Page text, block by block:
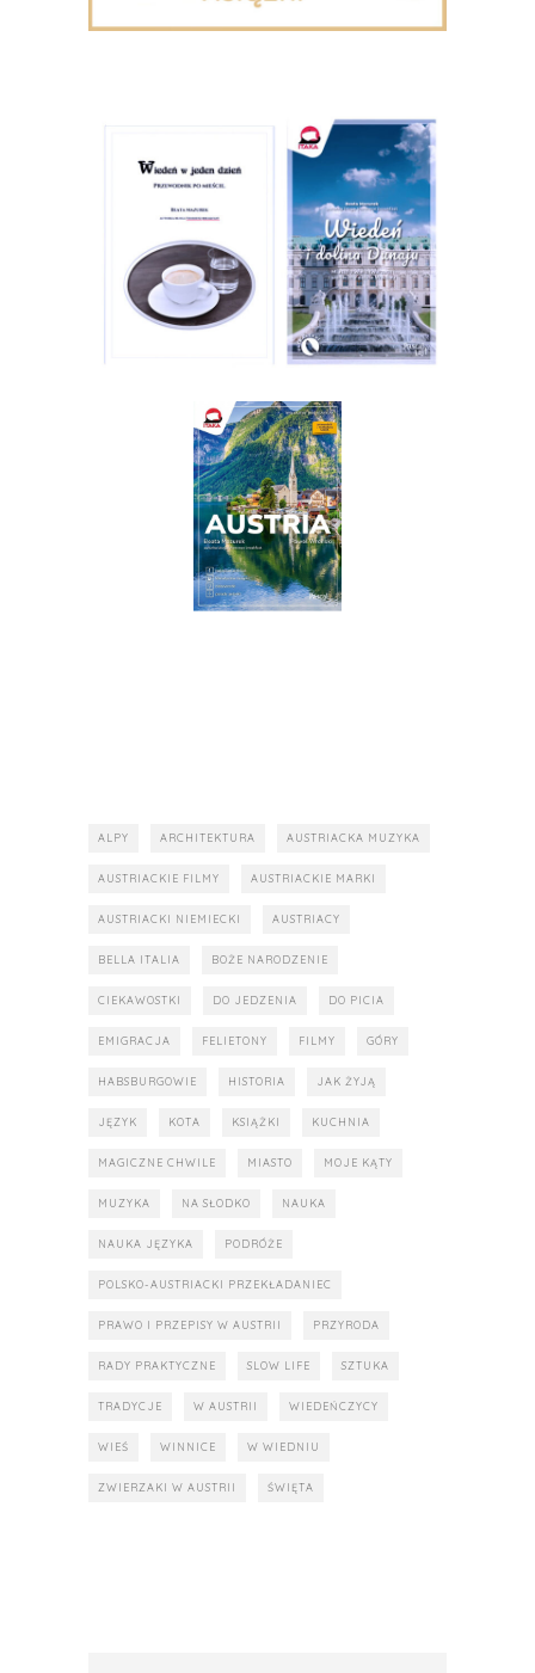
ALPY ARCHITEKTURA AUSTRIACKA MUZYKA
AUSTRIACKIE FILMY AUSTRIACKIE MARKI
AUSTRIACKI NIEMIECKI AUSTRIACY
BELLA ITALIA BOŻE NARODZENIE
CIEKAWOSTKI DO JEDZENIA DO PICIA
EMIGRACJA FELIETONY FILMY GÓRY
HABSBURGOWIE HISTORIA JAK ŻYJĄ
JĘZYK KOTA KSIĄŻKI KUCHNIA
MAGICZNE CHWILE MIASTO MOJE KĄTY
MUZYKA NA SŁODKO NAUKA
NAUKA JĘZYKA PODRÓŻE
POLSKO-AUSTRIACKI PRZEKŁADANIEC
PRAWO I PRZEPISY W AUSTRII PRZYRODA
RADY PRAKTYCZNE SLOW LIFE SZTUKA
TRADYCJE W AUSTRII WIEDEŃCZYCY
WIEŚ WINNICE W WIEDNIU
ZWIERZAKI W AUSTRII ŚWIĘTA